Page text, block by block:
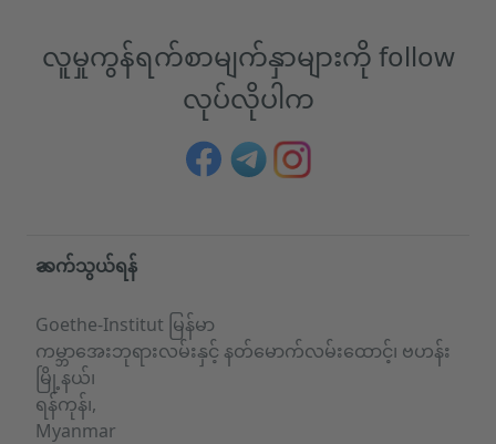
လူမှုကွန်ရက်စာမျက်နှာများကို follow
လုပ်လိုပါက
Service- und Informationsbereich
ဆက်သွယ်ရန်
Goethe-Institut မြန်မာ
ကမ္ဘာအေးဘုရားလမ်းနှင့် နတ်မောက်လမ်းထောင့်၊ ဗဟန်း
မြို့နယ်၊
ရန်ကုန်၊,
Myanmar